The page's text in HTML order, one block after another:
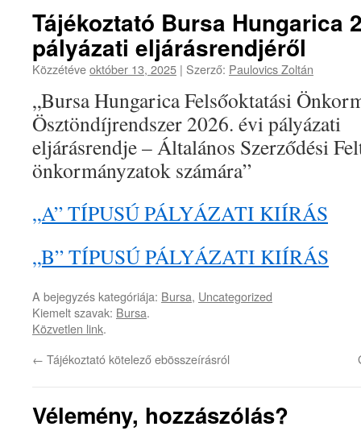
Tájékoztató Bursa Hungarica
pályázati eljárásrendjéről
Közzétéveoktóber 13, 2025 | Szerző: Paulovics Zoltán
„Bursa Hungarica Felsőoktatási
Ösztöndíjrendszer 2026. évi pályázati
eljárásrendje – Általános Szerződési
önkormányzatok számára”
„A” TÍPUSÚ PÁLYÁZATI KIÍRÁS
„B” TÍPUSÚ PÁLYÁZATI KIÍRÁS
A bejegyzés kategóriája: Bursa, Uncategorized
Kiemelt szavak: Bursa.
Közvetlen link.
← Tájékoztató kötelező ebösszeírásról
Vélemény, hozzászólás?